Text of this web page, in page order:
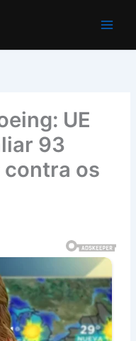
UE
93
contra os